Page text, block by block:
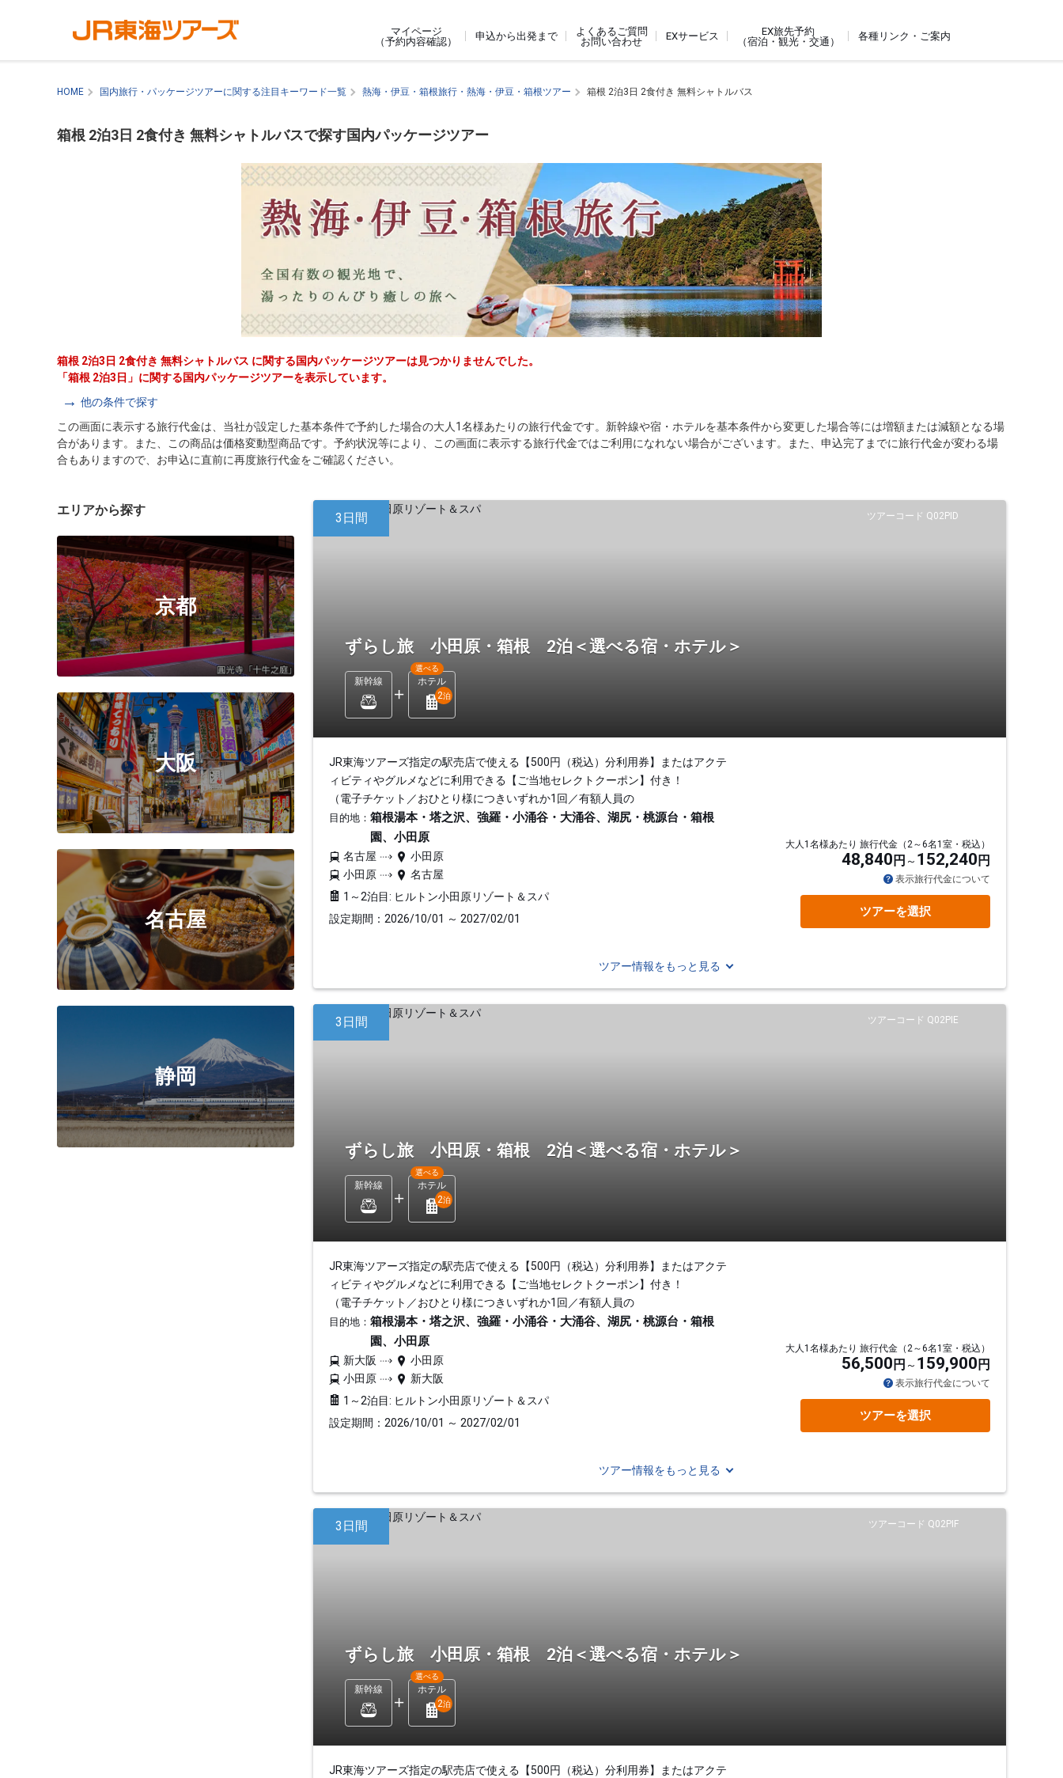
マイページ
（予約内容確認）
申込から出発まで
よくあるご質問
お問い合わせ
EXサービス
EX旅先予約
（宿泊・観光・交通）
各種リンク・ご案内
HOME 国内旅行・パッケージツアーに関する注目キーワード一覧 熱海・伊豆・箱根旅行・熱海・伊豆・箱根ツアー 箱根 2泊3日 2食付き 無料シャトルバス
箱根 2泊3日 2食付き 無料シャトルバスで探す国内パッケージツアー
箱根 2泊3日 2食付き 無料シャトルバス に関する国内パッケージツアーは見つかりませんでした。
「箱根 2泊3日」に関する国内パッケージツアーを表示しています。
他の条件で探す
この画面に表示する旅行代金は、当社が設定した基本条件で予約した場合の大人1名様あたりの旅行代金です。新幹線や宿・ホテルを基本条件から変更した場合等には増額または減額となる場
合があります。また、この商品は価格変動型商品です。予約状況等により、この画面に表示する旅行代金ではご利用になれない場合がございます。また、申込完了までに旅行代金が変わる場
合もありますので、お申込に直前に再度旅行代金をご確認ください。
エリアから探す
京都
大阪
名古屋
静岡
ツアーコード Q02PID
3日間
ずらし旅 小田原・箱根 2泊＜選べる宿・ホテル＞
新幹線 ホテル
選べる
2泊
JR東海ツアーズ指定の駅売店で使える【500円（税込）分利用券】またはアクテ
ィビティやグルメなどに利用できる【ご当地セレクトクーポン】付き！
（電子チケット／おひとり様につきいずれか1回／有額人員の
目的地： 箱根湯本・塔之沢、強羅・小涌谷・大涌谷、湖尻・桃源台・箱根
園、小田原
名古屋
小田原
小田原
名古屋
1～2泊目: ヒルトン小田原リゾート＆スパ
設定期間：2026/10/01 ～ 2027/02/01
大人1名様あたり 旅行代金（2～6名1室・税込）
48,840 円 152,240 円
表示旅行代金について
ツアーを選択
ツアー情報をもっと見る
ツアーコード Q02PIE
3日間
ずらし旅 小田原・箱根 2泊＜選べる宿・ホテル＞
新幹線 ホテル
選べる
2泊
JR東海ツアーズ指定の駅売店で使える【500円（税込）分利用券】またはアクテ
ィビティやグルメなどに利用できる【ご当地セレクトクーポン】付き！
（電子チケット／おひとり様につきいずれか1回／有額人員の
目的地： 箱根湯本・塔之沢、強羅・小涌谷・大涌谷、湖尻・桃源台・箱根
園、小田原
新大阪
小田原
小田原
新大阪
1～2泊目: ヒルトン小田原リゾート＆スパ
設定期間：2026/10/01 ～ 2027/02/01
大人1名様あたり 旅行代金（2～6名1室・税込）
56,500 円 159,900 円
表示旅行代金について
ツアーを選択
ツアー情報をもっと見る
ツアーコード Q02PIF
3日間
ずらし旅 小田原・箱根 2泊＜選べる宿・ホテル＞
新幹線 ホテル
選べる
2泊
JR東海ツアーズ指定の駅売店で使える【500円（税込）分利用券】またはアクテ